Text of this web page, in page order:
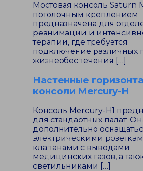
Мостовая консоль Saturn
потолочным креплением
предназначена для
реанимации и
терапии, где требуется
подключение различных
жизнеобеспечения […]
Настенные
консоли Mercury-H
Консоль Mercury-H1
для стандартных палат.
дополнительно
электрическими
клапанами с выводами
медицинских газов, а
светильниками […]